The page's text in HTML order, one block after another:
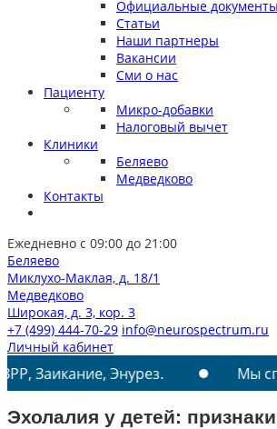
Официальные документы
Статьи
Наши партнеры
Вакансии
Сми о нас
Пациенту
Микро-добавки
Налоговый вычет
Клиники
Беляево
Медведково
Контакты
Ежедневно с 09:00 до 21:00
Беляево
Миклухо-Маклая, д. 18/1
Медведково
Широкая, д. 3, кор. 3
+7 (499) 444-70-29 info@neurospectrum.ru
Личный кабинет
Энурез. Мы
Эхолалия у детей: